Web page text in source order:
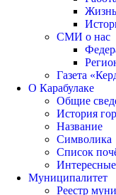
СМИ о нас
Газета
О Карабулаке
Общие
История
Название
Символика
Список
Муниципалитет
Реестр